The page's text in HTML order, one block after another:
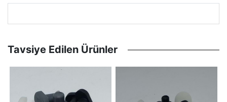
Tavsiye Edilen Ürünler